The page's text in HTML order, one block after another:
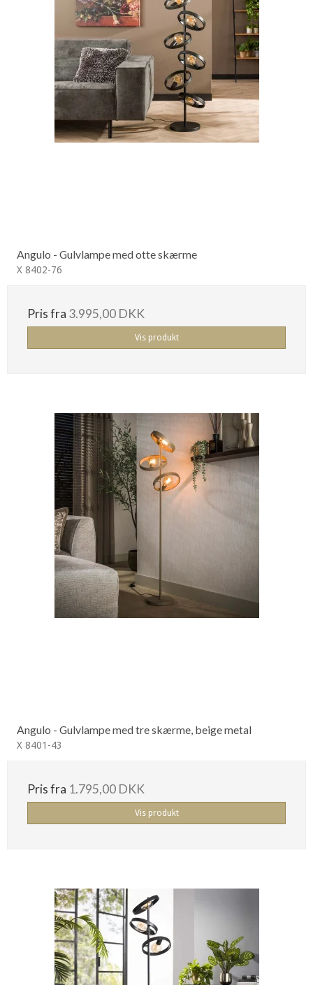
Angulo - Gulvlampe med otte skærme
X 8402-76
Pris fra 3.995,00 DKK
Vis produkt
Angulo - Gulvlampe med tre skærme, beige metal
X 8401-43
Pris fra 1.795,00 DKK
Vis produkt